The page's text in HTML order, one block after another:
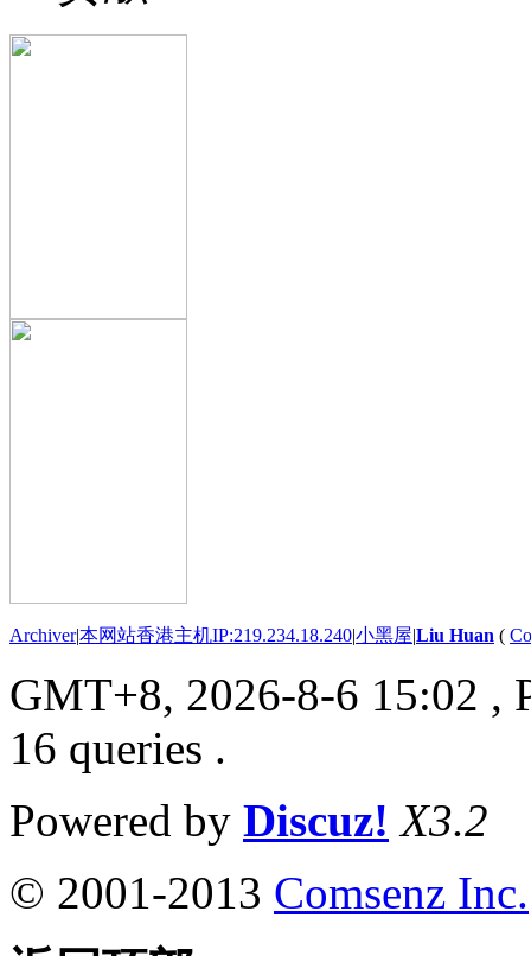
Archiver|本网站香港主机IP:219.234.18.240|小黑屋|Liu Huan (
GMT+8, 2026-8-6 15:02 ,
16 queries .
Powered by Discuz! X3.2
© 2001-2013 Comsenz Inc.